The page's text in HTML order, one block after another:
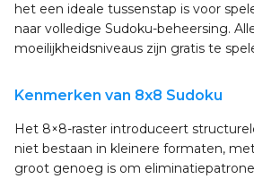
het een ideale tussenstap is voor
naar volledige Sudoku-beheersing.
moeilijkheidsniveaus zijn gratis te
Kenmerken van 8x8 Sudoku
Het 8×8-raster introduceert
niet bestaan in kleinere formaten,
groot genoeg is om